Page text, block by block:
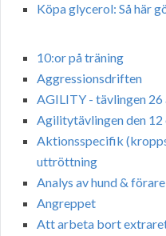
Köpa glycerol: Så här
10:or på träning
Aggressionsdriften
AGILITY - tävlingen
Agilitytävlingen den
Aktionsspecifik
uttröttning
Analys av hund & förare
Angreppet
Att arbeta bort